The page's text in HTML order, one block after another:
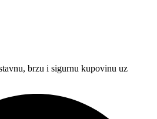
brzu i sigurnu kupovinu uz